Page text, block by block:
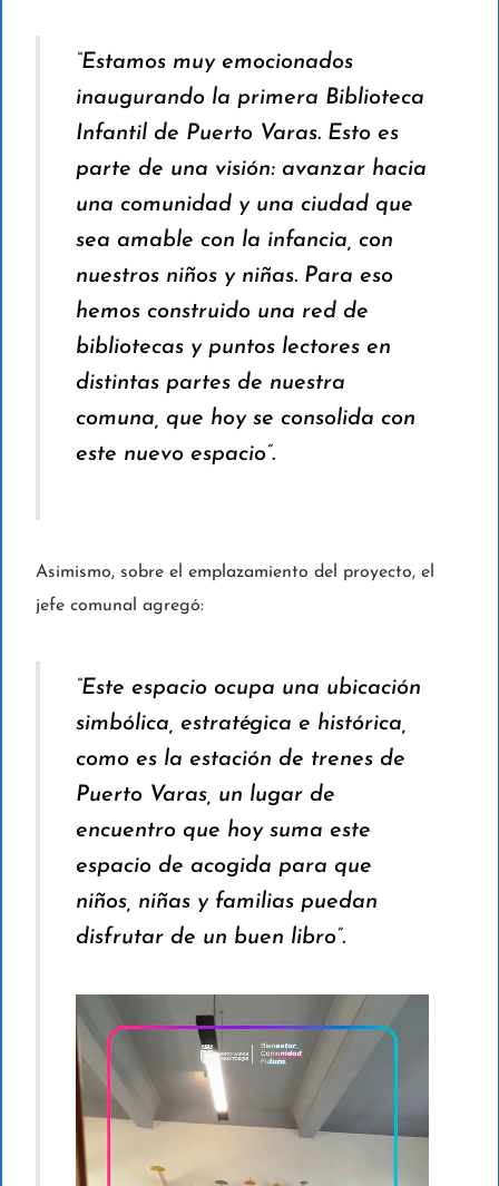
“Estamos muy emocionados
inaugurando la primera Biblioteca
Infantil de Puerto Varas. Esto es
parte de una visión: avanzar hacia
una comunidad y una ciudad que
sea amable con la infancia, con
nuestros niños y niñas. Para eso
hemos construido una red de
bibliotecas y puntos lectores en
distintas partes de nuestra
comuna, que hoy se consolida con
este nuevo espacio”.
Asimismo, sobre el emplazamiento del proyecto, el
jefe comunal agregó:
“Este espacio ocupa una ubicación
simbólica, estratégica e histórica,
como es la estación de trenes de
Puerto Varas, un lugar de
encuentro que hoy suma este
espacio de acogida para que
niños, niñas y familias puedan
disfrutar de un buen libro”.
e
p
r
o